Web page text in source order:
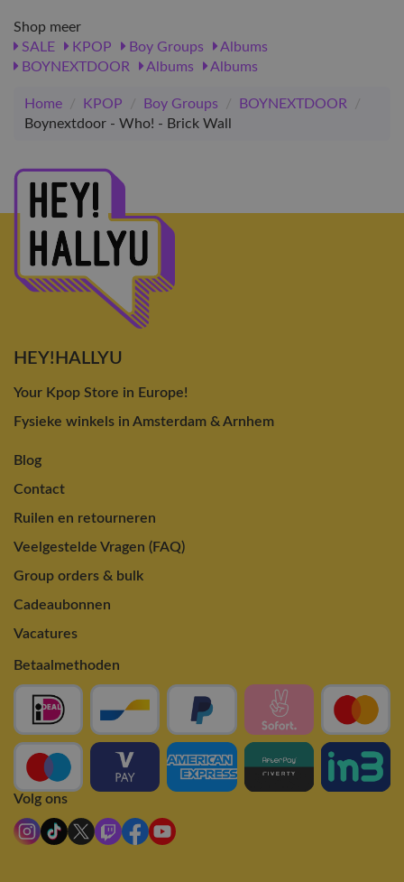
Shop meer
SALE
KPOP Boy Groups
Albums
BOYNEXTDOOR
Albums Albums
Home / KPOP / Boy Groups / BOYNEXTDOOR
/
Boynextdoor - Who! - Brick Wall
HEY!HALLYU
Your Kpop Store in Europe!
Fysieke winkels in Amsterdam & Arnhem
Blog
Contact
Ruilen en retourneren
Veelgestelde Vragen (FAQ)
Group orders & bulk
Cadeaubonnen
Vacatures
Betaalmethoden
Volg ons